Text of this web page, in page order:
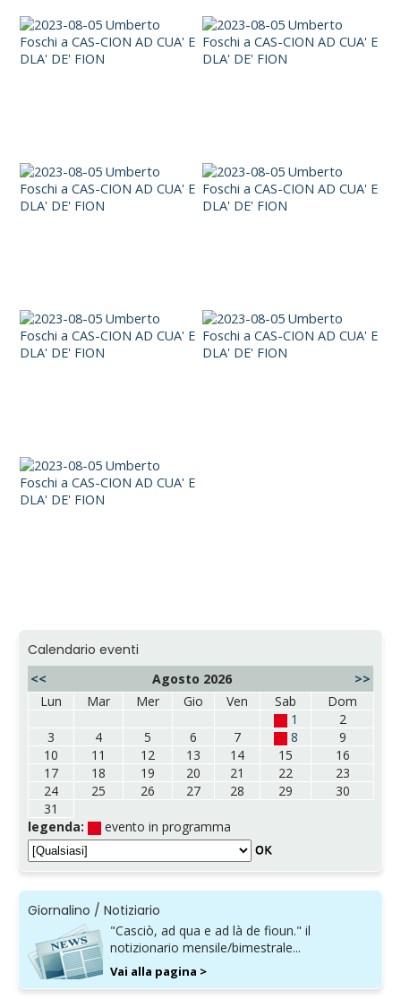
Calendario eventi
<< Agosto 2026
>>
Lun
Mar Mer Gio Ven Sab
Dom
1
2
3
4 5 6 7 8
9
10
11 12 13 14 15
16
17
18 19 20 21 22
23
24
25 26 27 28 29
30
31
legenda:
evento in programma
Giornalino / Notiziario
"Casciò, ad qua e ad là de fioun." il
notizionario mensile/bimestrale...
Vai alla pagina >